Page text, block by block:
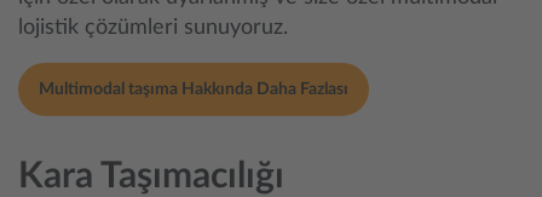
lojistik çözümleri sunuyoruz.
Multimodal taşıma Hakkında Daha Fazlası
Kara Taşımacılığı